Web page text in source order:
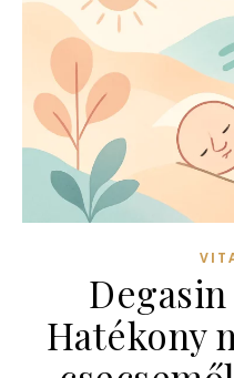
Hatékony